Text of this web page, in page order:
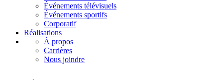
Événements télévisuels
Événements sportifs
Corporatif
Réalisations
À propos
Carrières
Nous joindre